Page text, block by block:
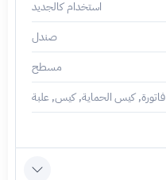
استخدام كالجديد
صندل
مسطح
فاتورة, كيس الحماية, كيس, علبة